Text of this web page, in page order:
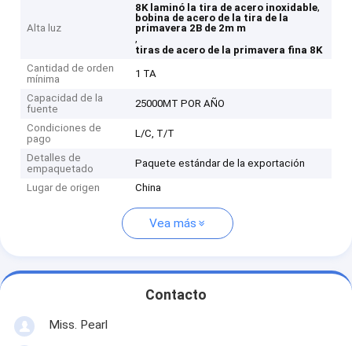
Alta luz
8K laminó la tira de acero inoxidable,
bobina de acero de la tira de la
primavera 2B de 2m m
,
tiras de acero de la primavera fina 8K
Cantidad de orden
mínima
1 TA
Capacidad de la
fuente
25000MT POR AÑO
Condiciones de
pago
L/C, T/T
Detalles de
empaquetado
Paquete estándar de la exportación
Lugar de origen China
Vea más
Contacto
Miss. Pearl